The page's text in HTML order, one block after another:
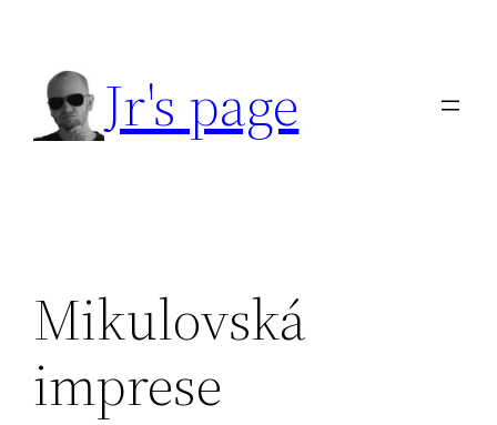
obsah
Jr's page
Mikulovská
imprese